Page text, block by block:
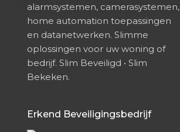
alarmsystemen, camerasystemen,
home automation toepassingen
en datanetwerken. Slimme
oplossingen voor uw woning of
bedrijf. Slim Beveiligd • Slim
Bekeken.
Erkend Beveiligingsbedrijf